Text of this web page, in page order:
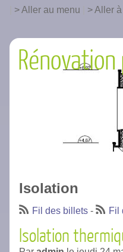
Aller au menu Aller
Isolation
Fil des billets - Fil
Isolation